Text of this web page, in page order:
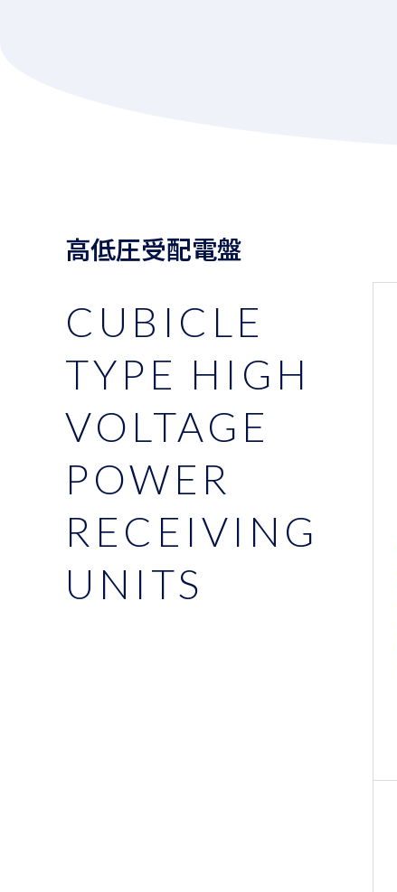
高低圧受配電盤
CUBICLE
TYPE HIGH
VOLTAGE
POWER
RECEIVING
UNITS